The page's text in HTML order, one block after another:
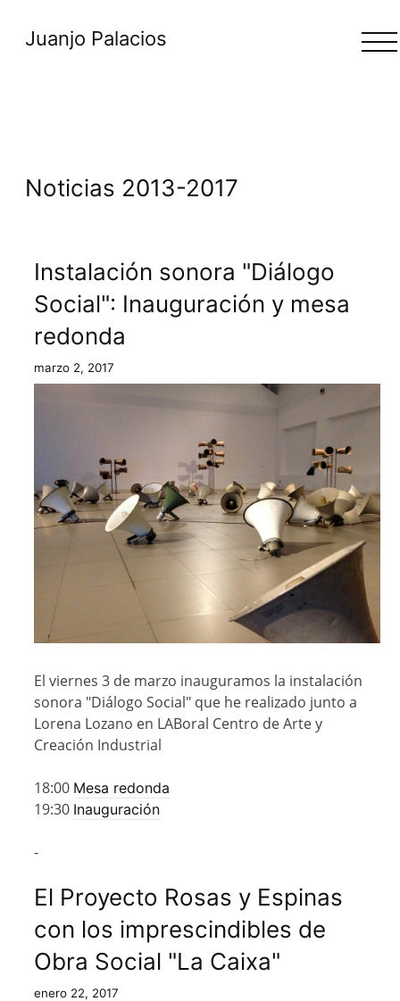
Juanjo Palacios
Noticias 2013-2017
Instalación sonora "Diálogo
Social": Inauguración y mesa
redonda
marzo 2, 2017
El viernes 3 de marzo inauguramos la instalación
sonora "Diálogo Social" que he realizado junto a
Lorena Lozano en LABoral Centro de Arte y
Creación Industrial
18:00 Mesa redonda
19:30 Inauguración
-
El Proyecto Rosas y Espinas
con los imprescindibles de
Obra Social "La Caixa"
enero 22, 2017